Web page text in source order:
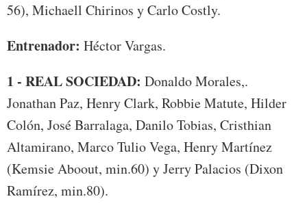
56), Michaell Chirinos y Carlo Costly.
Entrenador: Héctor Vargas.
1 - REAL SOCIEDAD: Donaldo Morales,.
Jonathan Paz, Henry Clark, Robbie Matute, Hilder
Colón, José Barralaga, Danilo Tobias, Cristhian
Altamirano, Marco Tulio Vega, Henry Martínez
(Kemsie Aboout, min.60) y Jerry Palacios (Dixon
Ramírez, min.80).